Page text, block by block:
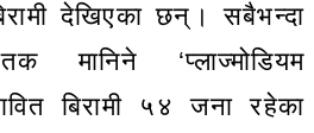
देखिएका छन्। सबैभन्दा
मानिने ‘प्लाज्मोडियम
बिरामी ५४ जना रहेका